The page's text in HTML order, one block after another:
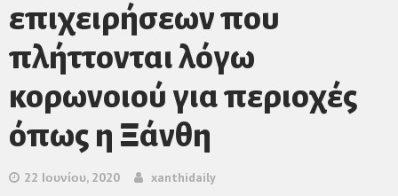
επιχειρήσεων που
πλήττονται λόγω
κορωνοιού για περιοχές
όπως η Ξάνθη
22 Ιουνίου, 2020 xanthidaily